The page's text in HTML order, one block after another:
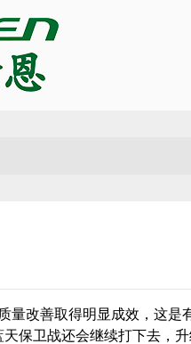
量改善取得明显成效，这
保卫战还会继续打下去，